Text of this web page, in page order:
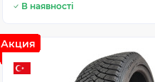
В наявності
Акция